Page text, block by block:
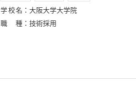
学校名 ： 大阪大学大学院
職種 ： 技術採用